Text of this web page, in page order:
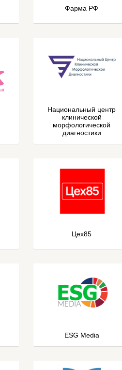
Фарма РФ
Национальный центр
клинической
морфологической
диагностики
Цех85
ESG Media